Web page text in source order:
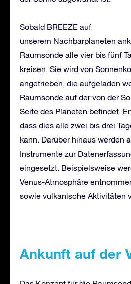
Sobald BREEZE auf
unserem Nachbarplaneten
Raumsonde alle vier bis fünf
kreisen. Sie wird von
angetrieben, die aufgeladen
Raumsonde auf der von der
Seite des Planeten befindet.
dass dies alle zwei bis drei
kann. Darüber hinaus werden
Instrumente zur
eingesetzt. Beispielsweise
Venus-Atmosphäre
sowie vulkanische Aktivitäten
Ankunft auf der